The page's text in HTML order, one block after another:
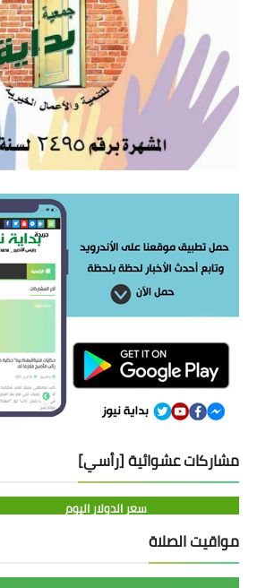
مشاركات عشوائية [رأسي]
سعر الدولار اليوم
مواقيت الصلاة